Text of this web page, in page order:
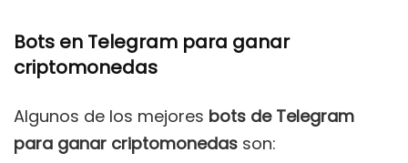
Bots en Telegram para ganar
criptomonedas
Algunos de los mejores bots de Telegram
para ganar criptomonedas son: